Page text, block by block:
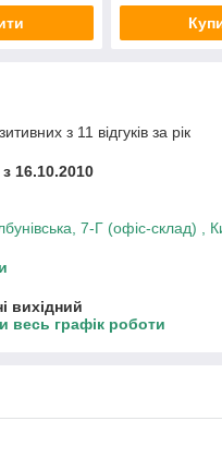
з 11 відгуків за рік
16.10.2010
7-Г (офіс-склад) ,
вихідний
весь графік роботи